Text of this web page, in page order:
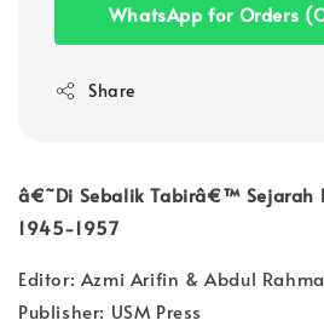
WhatsApp for Orders
Share
â€˜Di Sebalik Tabirâ€™ Sejarah
1945-1957
Editor: Azmi Arifin & Abdul
Publisher: USM Press